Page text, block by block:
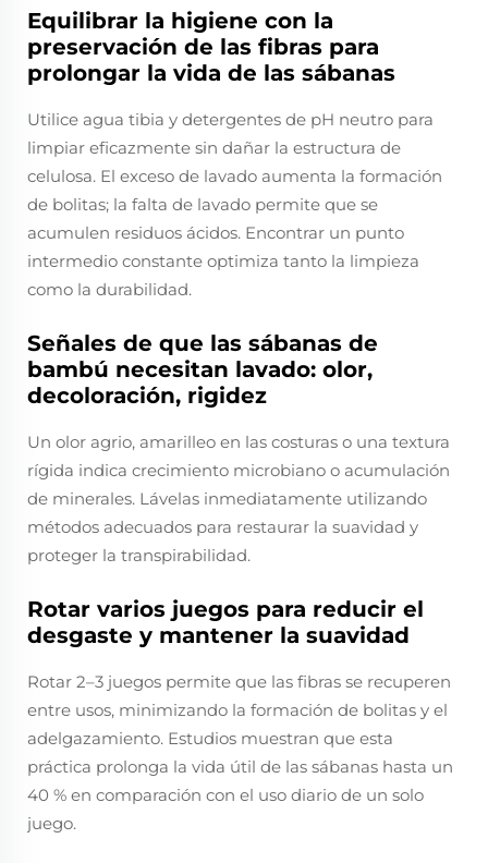
Equilibrar la higiene con la
preservación de las fibras para
prolongar la vida de las sábanas
Utilice agua tibia y detergentes de pH neutro para
limpiar eficazmente sin dañar la estructura de
celulosa. El exceso de lavado aumenta la formación
de bolitas; la falta de lavado permite que se
acumulen residuos ácidos. Encontrar un punto
intermedio constante optimiza tanto la limpieza
como la durabilidad.
Señales de que las sábanas de
bambú necesitan lavado: olor,
decoloración, rigidez
Un olor agrio, amarilleo en las costuras o una textura
rígida indica crecimiento microbiano o acumulación
de minerales. Lávelas inmediatamente utilizando
métodos adecuados para restaurar la suavidad y
proteger la transpirabilidad.
Rotar varios juegos para reducir el
desgaste y mantener la suavidad
Rotar 2–3 juegos permite que las fibras se recuperen
entre usos, minimizando la formación de bolitas y el
adelgazamiento. Estudios muestran que esta
práctica prolonga la vida útil de las sábanas hasta un
40 % en comparación con el uso diario de un solo
juego.